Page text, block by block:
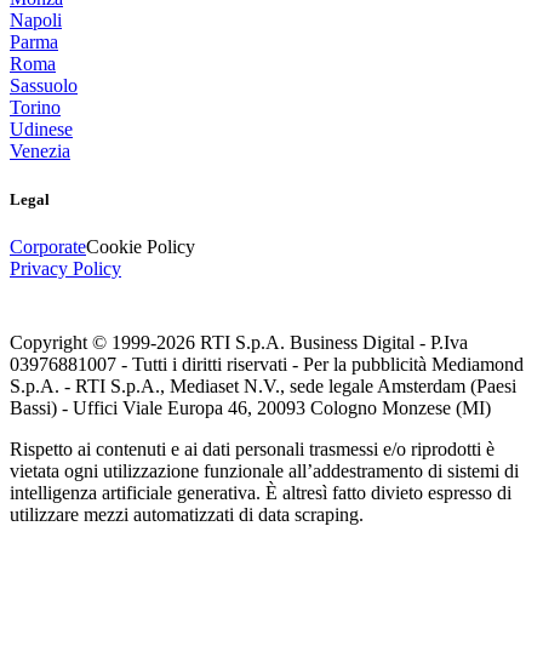
Napoli
Parma
Roma
Sassuolo
Torino
Udinese
Venezia
Legal
CorporateCookie Policy
Privacy Policy
Copyright © 1999-2026 RTI S.p.A. Business Digital - P.Iva
03976881007 - Tutti i diritti riservati - Per la pubblicità Mediamond
S.p.A. - RTI S.p.A., Mediaset N.V., sede legale Amsterdam (Paesi
Bassi) - Uffici Viale Europa 46, 20093 Cologno Monzese (MI)
Rispetto ai contenuti e ai dati personali trasmessi e/o riprodotti è
vietata ogni utilizzazione funzionale all’addestramento di sistemi di
intelligenza artificiale generativa. È altresì fatto divieto espresso di
utilizzare mezzi automatizzati di data scraping.